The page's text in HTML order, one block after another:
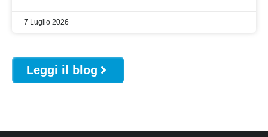
7 Luglio 2026
Leggi il blog